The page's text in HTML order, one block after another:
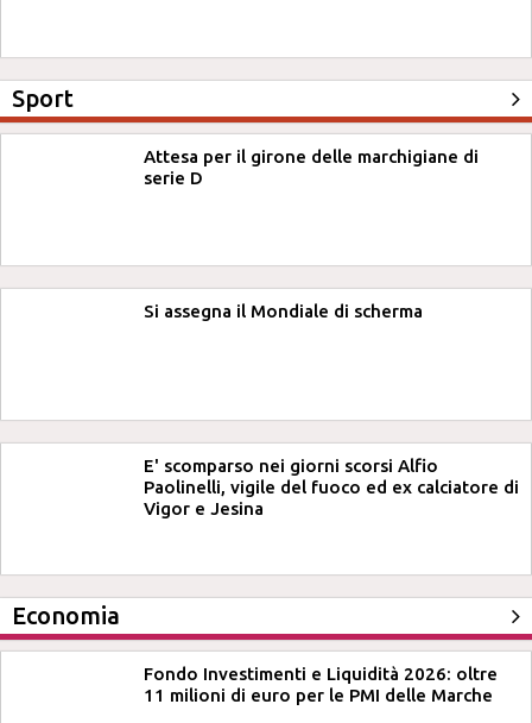
Sport
Attesa per il girone delle marchigiane di
serie D
Si assegna il Mondiale di scherma
E' scomparso nei giorni scorsi Alfio
Paolinelli, vigile del fuoco ed ex calciatore di
Vigor e Jesina
Economia
Fondo Investimenti e Liquidità 2026: oltre
11 milioni di euro per le PMI delle Marche